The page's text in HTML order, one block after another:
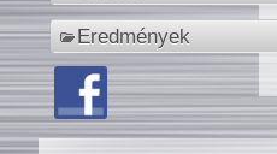
Eredmények